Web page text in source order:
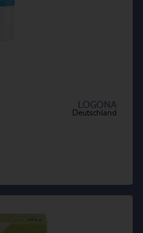
LOGONA
Deutschland